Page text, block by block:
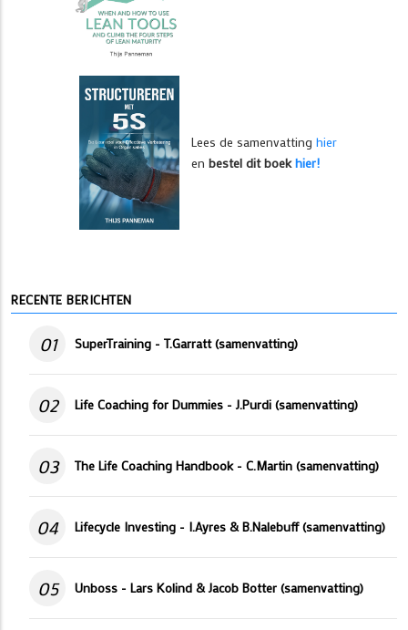
Lees de samenvatting hier
en bestel dit boekhier!
RECENTE BERICHTEN
01 SuperTraining - T.Garratt (samenvatting)
02 Life Coaching for Dummies - J.Purdi (samenvatting)
03 The Life Coaching Handbook - C.Martin (samenvatting)
04 Lifecycle Investing - I.Ayres & B.Nalebuff (samenvatting)
05 Unboss - Lars Kolind & Jacob Botter (samenvatting)